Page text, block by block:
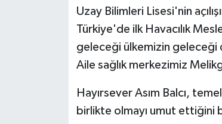
Uzay Bilimleri Lisesi'nin
Türkiye'de ilk Havacılık
geleceği ülkemizin geleceği
Aile sağlık merkezimiz
Hayırsever Asım Balcı,
birlikte olmayı umut ettiğini